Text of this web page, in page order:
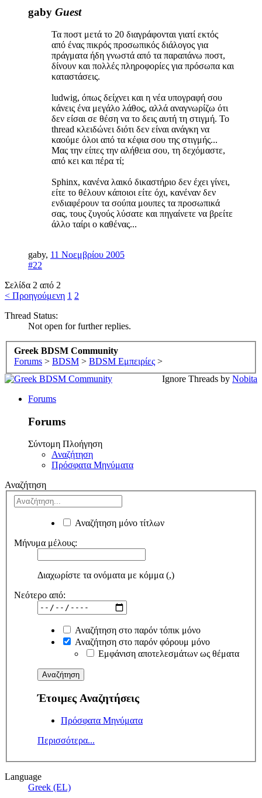
gaby Guest
Τα ποστ μετά το 20 διαγράφονται γιατί εκτός
από ένας πικρός προσωπικός διάλογος για
πράγματα ήδη γνωστά από τα παραπάνω ποστ,
δίνουν και πολλές πληροφορίες για πρόσωπα και
καταστάσεις.
ludwig, όπως δείχνει και η νέα υπογραφή σου
κάνεις ένα μεγάλο λάθος, αλλά αναγνωρίζω ότι
δεν είσαι σε θέση να το δεις αυτή τη στιγμή. Το
thread κλειδώνει διότι δεν είναι ανάγκη να
καούμε όλοι από τα κέφια σου της στιγμής...
Μας την είπες την αλήθεια σου, τη δεχόμαστε,
από κει και πέρα τί;
Sphinx, κανένα λαικό δικαστήριο δεν έχει γίνει,
είτε το θέλουν κάποιοι είτε όχι, κανέναν δεν
ενδιαφέρουν τα σούπα μουπες τα προσωπικά
σας, τους ζυγούς λύσατε και πηγαίνετε να βρείτε
άλλο ταίρι ο καθένας...
gaby, 11 Νοεμβρίου 2005
#22
Σελίδα 2 από 2
< Προηγούμενη 1 2
Thread Status:
Not open for further replies.
Greek BDSM Community
Forums > BDSM > BDSM Εμπειρίες >
Ignore Threads by Nobita
Forums
Forums
Σύντομη Πλοήγηση
Αναζήτηση
Πρόσφατα Μηνύματα
Αναζήτηση
Αναζήτηση μόνο τίτλων
Μήνυμα μέλους:
Διαχωρίστε τα ονόματα με κόμμα (,)
Νεότερο από:
Αναζήτηση στο παρόν τόπικ μόνο
Αναζήτηση στο παρόν φόρουμ μόνο
Εμφάνιση αποτελεσμάτων ως θέματα
Έτοιμες Αναζητήσεις
Πρόσφατα Μηνύματα
Περισσότερα...
Language
Greek (EL)